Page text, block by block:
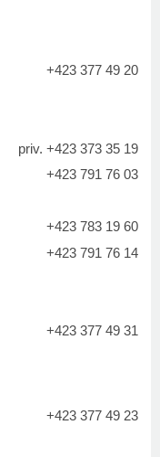
+423 377 49 20
priv. +423 373 35 19
+423 791 76 03
+423 783 19 60
+423 791 76 14
+423 377 49 31
+423 377 49 23